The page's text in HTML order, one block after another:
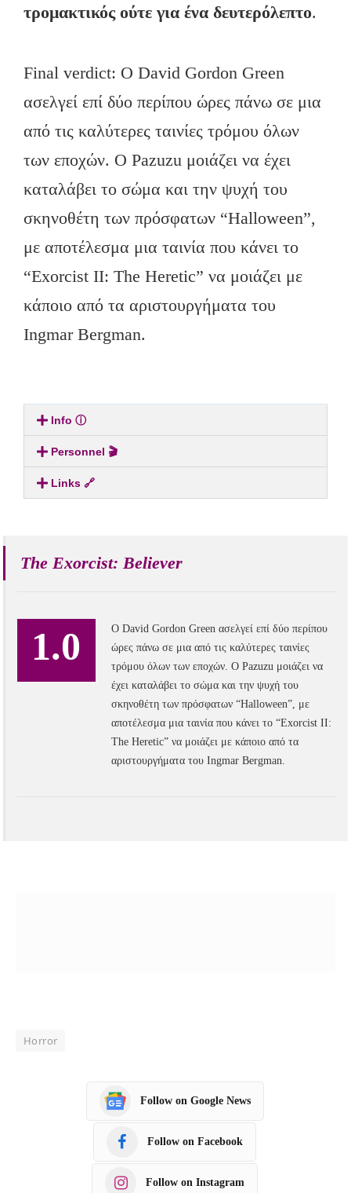
τρομακτικός ούτε για ένα δευτερόλεπτο.
Final verdict: Ο David Gordon Green
ασελγεί επί δύο περίπου ώρες πάνω σε μια
από τις καλύτερες ταινίες τρόμου όλων
των εποχών. Ο Pazuzu μοιάζει να έχει
καταλάβει το σώμα και την ψυχή του
σκηνοθέτη των πρόσφατων “Halloween”,
με αποτέλεσμα μια ταινία που κάνει το
“Exorcist II: The Heretic” να μοιάζει με
κάποιο από τα αριστουργήματα του
Ingmar Bergman.
Info ⓘ
Personnel 🎬
Links 🔗
The Exorcist: Believer
1.0
Ο David Gordon Green ασελγεί επί δύο περίπου
ώρες πάνω σε μια από τις καλύτερες ταινίες
τρόμου όλων των εποχών. Ο Pazuzu μοιάζει να
έχει καταλάβει το σώμα και την ψυχή του
σκηνοθέτη των πρόσφατων “Halloween”, με
αποτέλεσμα μια ταινία που κάνει το “Exorcist II:
The Heretic” να μοιάζει με κάποιο από τα
αριστουργήματα του Ingmar Bergman.
Horror
Follow on Google News
Follow on Facebook
Follow on Instagram